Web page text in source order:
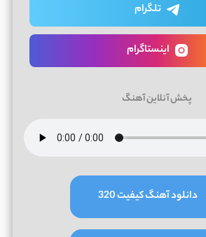
تلگرام
اینستاگرام
پخش آنلاین آهنگ
دانلود آهنگ کیفیت 320